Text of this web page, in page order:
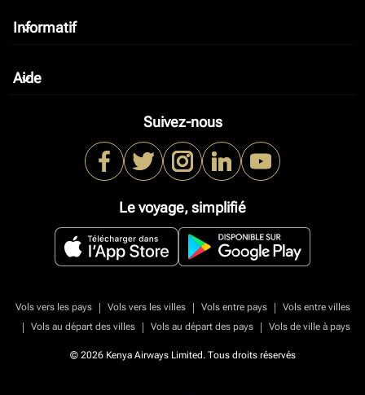
Informatif
keyboard_arrow_down
Aide
keyboard_arrow_down
Suivez-nous
Le voyage, simplifié
Vols vers les pays | Vols vers les villes | Vols entre pays |
Vols entre villes
|
Vols au départ des villes | Vols au départ des pays | Vols de ville à pays
© 2026 Kenya Airways Limited. Tous droits réservés